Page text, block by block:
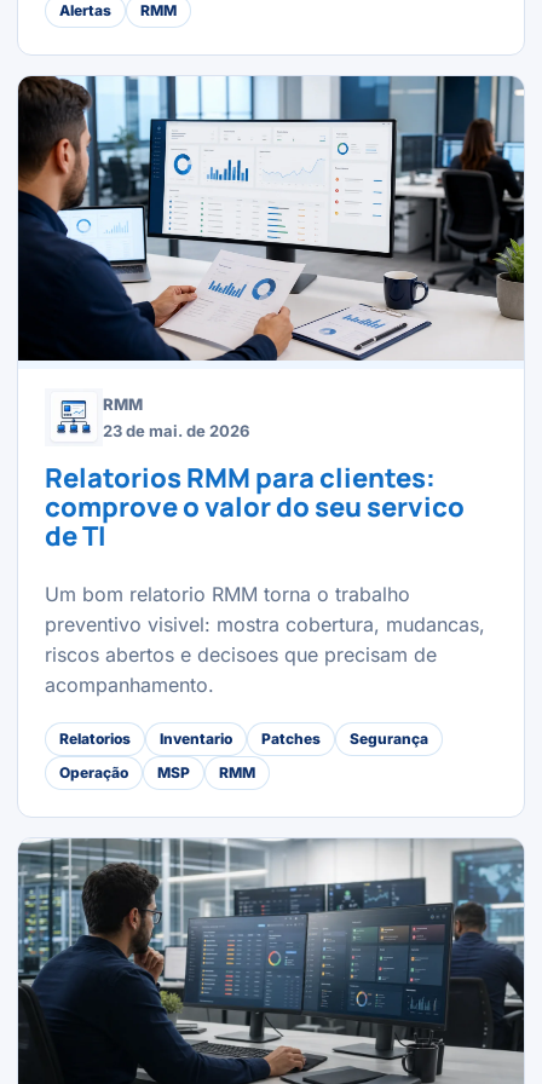
Alertas
RMM
RMM
23 de mai. de 2026
Relatorios RMM para clientes:
comprove o valor do seu servico
de TI
Um bom relatorio RMM torna o trabalho
preventivo visivel: mostra cobertura, mudancas,
riscos abertos e decisoes que precisam de
acompanhamento.
Relatorios Inventario Patches
Segurança
Operação
MSP RMM